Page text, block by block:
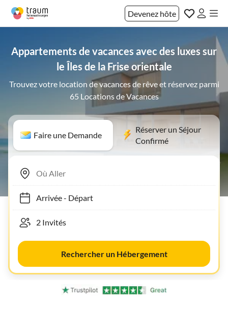
Devenez hôte
Appartements de vacances avec des luxes sur
le Îles de la Frise orientale
Trouvez votre location de vacances de rêve et réservez parmi
65 Locations de Vacances
Faire une Demande
Réserver un Séjour
Confirmé
Arrivée- Départ
Rechercher un Hébergement